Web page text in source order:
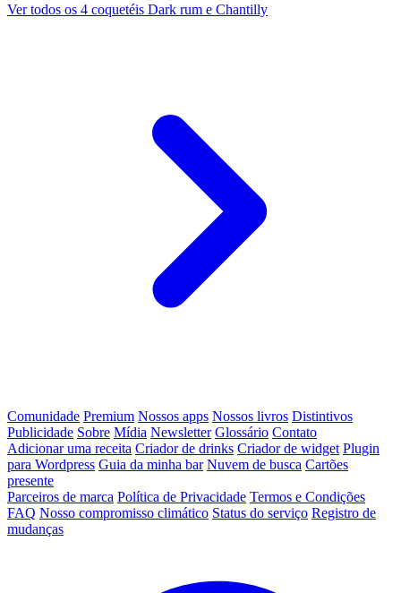
Ver todos os 4 coquetéis Dark rum e Chantilly
Comunidade Premium Nossos apps Nossos livros Distintivos
Publicidade Sobre Mídia Newsletter Glossário Contato
Adicionar uma receita Criador de drinks Criador de widget Plugin
para Wordpress Guia da minha bar Nuvem de busca Cartões
presente
Parceiros de marca Política de Privacidade Termos e Condições
FAQ Nosso compromisso climático Status do serviço Registro de
mudanças